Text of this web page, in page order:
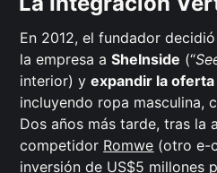
En 2012, el fundador
la empresa aSheInside (“
interior) yexpandir la
incluyendo ropa masculina,
Dos años más tarde, tras la
competidor Romwe (otro e-
inversión de US$5 millones